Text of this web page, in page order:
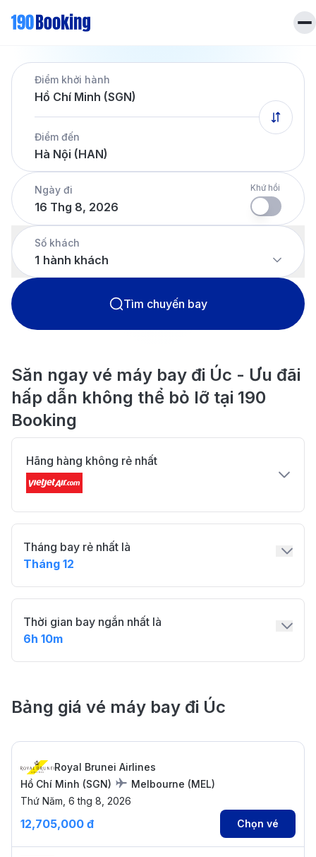
Trang chủ
Vé máy bay
Dịch vụ
Khách sạn
Tin tứcLiên hệ
Hotline
028 7303 6167
Tiếng Việt
Điểm khởi hành
Hồ Chí Minh (SGN)
Điểm đến
Hà Nội (HAN)
Ngày đi
16 Thg 8, 2026
Khứ hồi
Số khách
1 hành khách
Tìm chuyến bay
Săn ngay vé máy bay đi Úc - Ưu đãi
hấp dẫn không thể bỏ lỡ tại 190
Booking
Hãng hàng không rẻ nhất
Tháng bay rẻ nhất là
Tháng 12
Thời gian bay ngắn nhất là
6h 10m
Bảng giá vé máy bay đi Úc
Royal Brunei Airlines
Hồ Chí Minh (SGN) Melbourne (MEL)
Thứ Năm, 6 thg 8, 2026
12,705,000 đ Chọn vé